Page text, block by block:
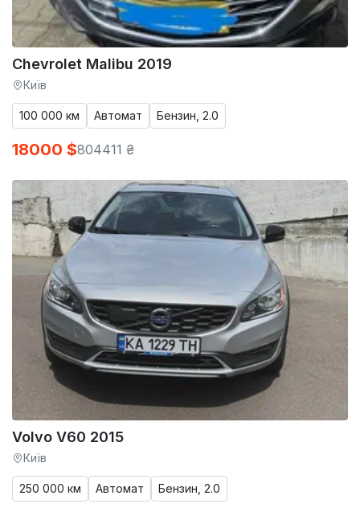
Chevrolet Malibu 2019
Київ
100 000 км Автомат Бензин, 2.0
18000 $804411 ₴
Volvo V60 2015
Київ
250 000 км Автомат Бензин, 2.0